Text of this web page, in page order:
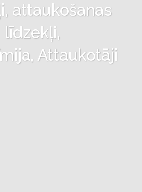
attaukošanas
līdzekļi,
Attaukotāji